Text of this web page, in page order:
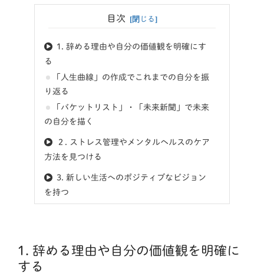
目次
1. 辞める理由や自分の価値観を明確にす
る
「人生曲線」の作成でこれまでの自分を振
り返る
「バケットリスト」・「未来新聞」で未来
の自分を描く
２. ストレス管理やメンタルヘルスのケア
方法を見つける
3. 新しい生活へのポジティブなビジョン
を持つ
1. 辞める理由や自分の価値観を明確に
する